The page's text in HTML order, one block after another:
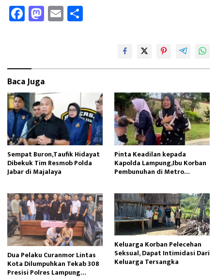
Fa
ce
k
M
as
o
n
E
m
Baca Juga
Sempat Buron,Taufik Hidayat
Dibekuk Tim Resmob Polda
Jabar di Majalaya
Pinta Keadilan kepada
Kapolda Lampung,Ibu Korban
Pembunuhan di Metro
Dua Pelaku Curanmor Lintas
Kota Dilumpuhkan Tekab 308
Presisi Polres Lampung
Keluarga Korban Pelecehan
Seksual, Dapat Intimidasi Dari
Keluarga Tersangka